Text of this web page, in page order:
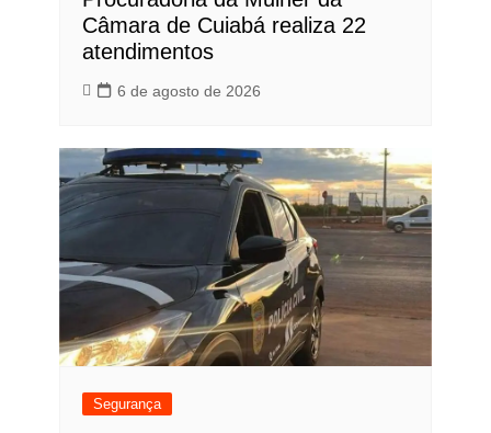
Câmara de Cuiabá realiza 22
atendimentos
6 de agosto de 2026
Segurança